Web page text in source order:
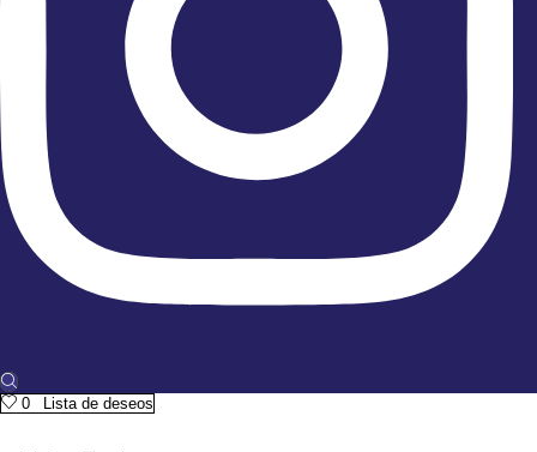
0 Lista de deseos